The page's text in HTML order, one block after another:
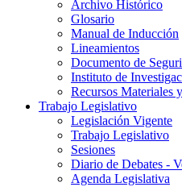
Archivo Histórico
Glosario
Manual de Inducción
Lineamientos
Documento de
Instituto de
Recursos Materiales
Trabajo Legislativo
Legislación Vigente
Trabajo Legislativo
Sesiones
Diario de Debates -
Agenda Legislativa